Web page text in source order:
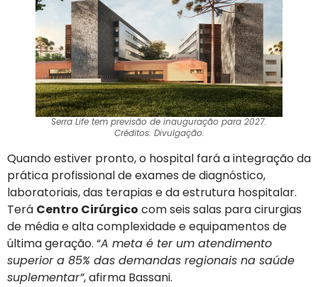
Serra Life tem previsão de inauguração para 2027.
Créditos: Divulgação.
Quando estiver pronto, o hospital fará a integração da
prática profissional de exames de diagnóstico,
laboratoriais, das terapias e da estrutura hospitalar.
Terá Centro Cirúrgico com seis salas para cirurgias
de média e alta complexidade e equipamentos de
última geração. “A meta é ter um atendimento
superior a 85% das demandas regionais na saúde
suplementar”, afirma Bassani.